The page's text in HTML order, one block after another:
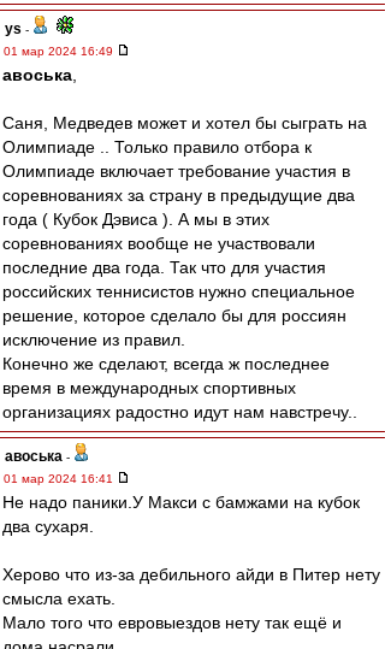
ys -
01 мар 2024 16:49
авоська
Саня, Медведев может и хотел бы сыграть на
Олимпиаде .. Только правило отбора к
Олимпиаде включает требование участия в
соревнованиях за страну в предыдущие два
года ( Кубок Дэвиса ). А мы в этих
соревнованиях вообще не участвовали
последние два года. Так что для участия
российских теннисистов нужно специальное
решение, которое сделало бы для россиян
исключение из правил.
Конечно же сделают, всегда ж последнее
время в международных спортивных
организациях радостно идут нам навстречу..
авоська -
01 мар 2024 16:41
Не надо паники.У Макси с бамжами на кубок
два сухаря.
Херово что из-за дебильного айди в Питер нету
смысла ехать.
Мало того что евровыездов нету так ещё и